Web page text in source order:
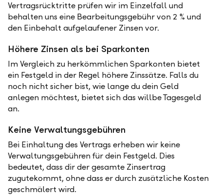
Vertragsrücktritte prüfen wir im Einzelfall und
behalten uns eine Bearbeitungsgebühr von 2 % und
den Einbehalt aufgelaufener Zinsen vor.
Höhere Zinsen als bei Sparkonten
Im Vergleich zu herkömmlichen Sparkonten bietet
ein Festgeld in der Regel höhere Zinssätze. Falls du
noch nicht sicher bist, wie lange du dein Geld
anlegen möchtest, bietet sich das willbe Tagesgeld
an.
Keine Verwaltungsgebühren
Bei Einhaltung des Vertrags erheben wir keine
Verwaltungsgebühren für dein Festgeld. Dies
bedeutet, dass dir der gesamte Zinsertrag
zugutekommt, ohne dass er durch zusätzliche Kosten
geschmälert wird.